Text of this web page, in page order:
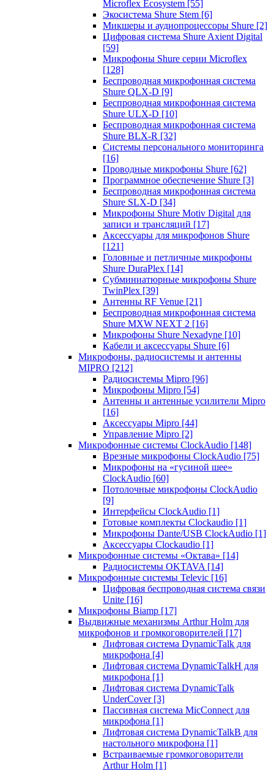
Microflex Ecosystem [55]
Экосистема Shure Stem [6]
Микшеры и аудиопроцессоры Shure [2]
Цифровая система Shure Axient Digital
[59]
Микрофоны Shure серии Microflex
[128]
Беспроводная микрофонная система
Shure QLX-D [9]
Беспроводная микрофонная система
Shure ULX-D [10]
Беспроводная микрофонная система
Shure BLX-R [32]
Системы персонального мониторинга
[16]
Проводные микрофоны Shure [62]
Программное обеспечение Shure [3]
Беспроводная микрофонная система
Shure SLX-D [34]
Микрофоны Shure Motiv Digital для
записи и трансляций [17]
Аксессуары для микрофонов Shure
[121]
Головные и петличные микрофоны
Shure DuraPlex [14]
Субминиатюрные микрофоны Shure
TwinPlex [39]
Антенны RF Venue [21]
Беспроводная микрофонная система
Shure MXW NEXT 2 [16]
Микрофоны Shure Nexadyne [10]
Кабели и аксессуары Shure [6]
Микрофоны, радиосистемы и антенны
MIPRO [212]
Радиосистемы Mipro [96]
Микрофоны Mipro [54]
Антенны и антенные усилители Mipro
[16]
Аксессуары Mipro [44]
Управление Mipro [2]
Микрофонные системы ClockAudio [148]
Врезные микрофоны ClockAudio [75]
Микрофоны на «гусиной шее»
ClockAudio [60]
Потолочные микрофоны ClockAudio
[9]
Интерфейсы ClockAudio [1]
Готовые комплекты Clockaudio [1]
Микрофоны Dante/USB ClockAudio [1]
Аксессуары Clockaudio [1]
Микрофонные системы «Октава» [14]
Радиосистемы OKTAVA [14]
Микрофонные системы Televic [16]
Цифровая беспроводная система связи
Unite [16]
Микрофоны Biamp [17]
Выдвижные механизмы Arthur Holm для
микрофонов и громкоговорителей [17]
Лифтовая система DynamicTalk для
микрофона [4]
Лифтовая система DynamicTalkH для
микрофона [1]
Лифтовая система DynamicTalk
UnderCover [3]
Пассивная система MicConnect для
микрофона [1]
Лифтовая система DynamicTalkB для
настольного микрофона [1]
Встраиваемые громкоговорители
Arthur Holm [1]